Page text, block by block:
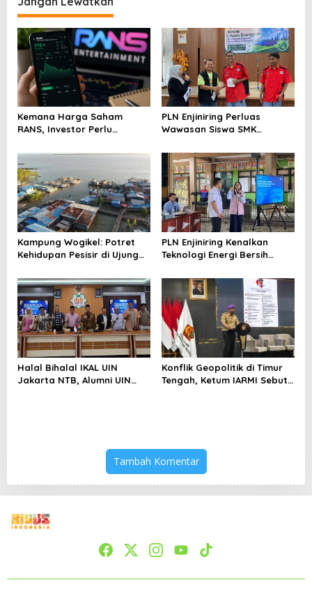
Kemana Harga Saham
RANS, Investor Perlu
Menghindari Spekulasi
Berlebihan
PLN Enjiniring Perluas
Wawasan Siswa SMK
Perubahan Iklim
Kampung Wogikel: Potret
Kehidupan Pesisir di Ujung
Bertahan di Tengah
Keterbatasan
PLN Enjiniring Kenalkan
Teknologi Energi Bersih
Halal Bihalal IKAL UIN
Jakarta NTB, Alumni UIN
Konflik Geopolitik di Timur
Tengah, Ketum IARMI Sebut
Tambah Komentar